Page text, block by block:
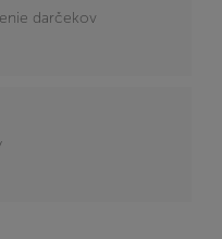
darčekov